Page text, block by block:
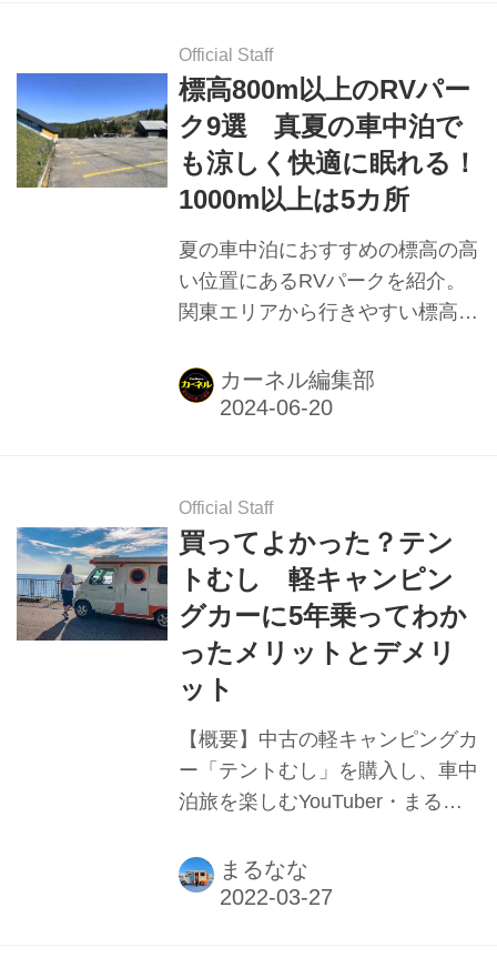
Official Staff
標高800m以上のRVパー
ク9選 真夏の車中泊で
も涼しく快適に眠れる！
1000m以上は5カ所
夏の車中泊におすすめの標高の高
い位置にあるRVパークを紹介。
関東エリアから行きやすい標高
標高800ｍ以上のRVパーク4施設
を紹介。
カーネル編集部
Official Staff
買ってよかった？テン
トむし 軽キャンピン
グカーに5年乗ってわか
ったメリットとデメリ
ット
【概要】中古の軽キャンピングカ
ー「テントむし」を購入し、車中
泊旅を楽しむYouTuber・まるな
理由、買ってよかったと思えるお
気に入りポイント、気になってい
まるなな